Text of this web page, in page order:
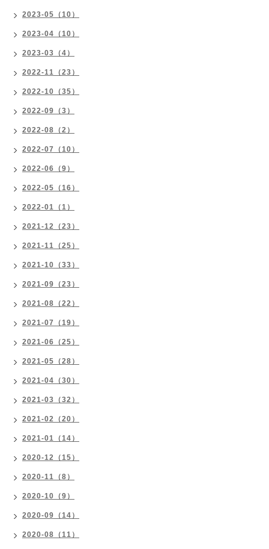
2023-05（10）
2023-04（10）
2023-03（4）
2022-11（23）
2022-10（35）
2022-09（3）
2022-08（2）
2022-07（10）
2022-06（9）
2022-05（16）
2022-01（1）
2021-12（23）
2021-11（25）
2021-10（33）
2021-09（23）
2021-08（22）
2021-07（19）
2021-06（25）
2021-05（28）
2021-04（30）
2021-03（32）
2021-02（20）
2021-01（14）
2020-12（15）
2020-11（8）
2020-10（9）
2020-09（14）
2020-08（11）